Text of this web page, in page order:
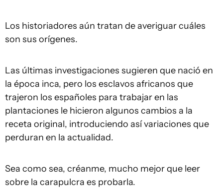
Los historiadores aún tratan de averiguar cuáles
son sus orígenes.
Las últimas investigaciones sugieren que nació en
la época inca, pero los esclavos africanos que
trajeron los españoles para trabajar en las
plantaciones le hicieron algunos cambios a la
receta original, introduciendo así variaciones que
perduran en la actualidad.
Sea como sea, créanme, mucho mejor que leer
sobre la carapulcra es probarla.